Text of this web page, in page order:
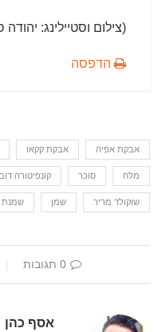
(צילום וסטיילינג: יהודה
הדפסה
אבקת אפיה אבקת קקאו
מלח סוכר קונפיטורה
שוקולד מריר שמן שמנת
0 תגובות
אסף כהן